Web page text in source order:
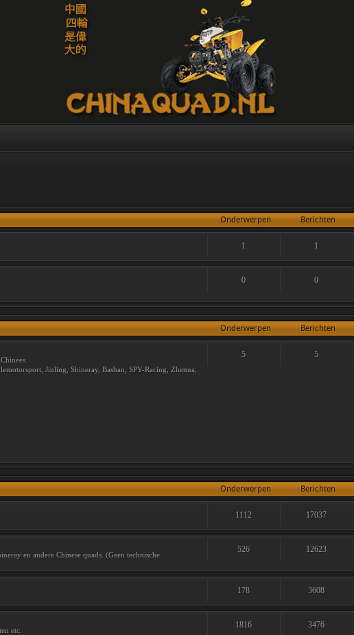
Onderwerpen Berichten
1 1
0 0
Onderwerpen Berichten
Jinling, Shineray, Bashan, SPY-Racing, Zhenua,
5 5
Onderwerpen Berichten
1112 17037
en andere Chinese quads. (Geen technische
526 12623
178 3608
etc.
1816 3476